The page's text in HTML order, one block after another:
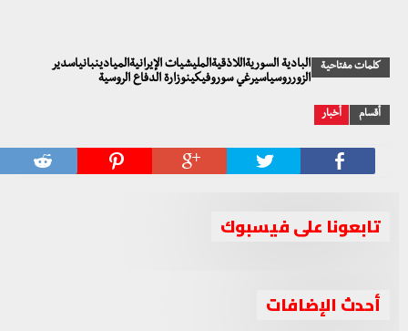
كلمات مفتاحية
البادية السوريةاللاذقيةالمليشيات الإيرانيةالميادينبانياسدير
الزورروسياسيرغي سوروفيكينوزارة الدفاع الروسية
أقسام أخبار
تابعونا على فيسبوك
أحدث الإضافات